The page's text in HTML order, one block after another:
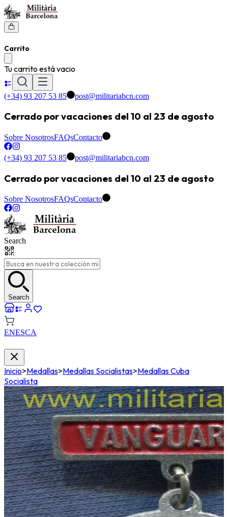
Carrito
Tu carrito está vacio
(+34) 93 207 53 85 post@militariabcn.com
Cerrado por vacaciones del 10 al 23 de agosto
Sobre NosotrosFAQsContacto
(+34) 93 207 53 85 post@militariabcn.com
Cerrado por vacaciones del 10 al 23 de agosto
Sobre NosotrosFAQsContacto
Search
Search
ENESCA
Inicio>Medallas>Medallas Socialistas>Medallas Cuba
Socialista